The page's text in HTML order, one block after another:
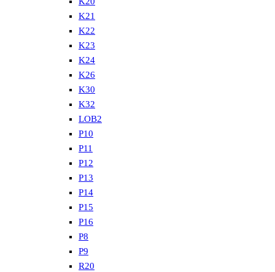
K21
K22
K23
K24
K26
K30
K32
LOB2
P10
P11
P12
P13
P14
P15
P16
P8
P9
R20